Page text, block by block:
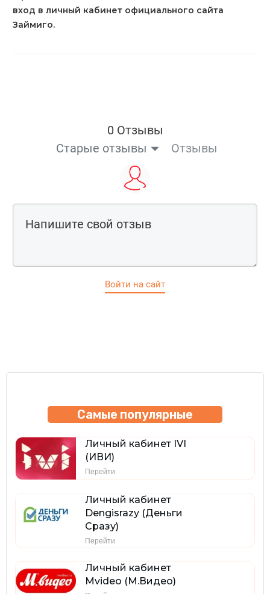
вход в личный кабинет официального сайта
Займиго.
0 Отзывы
Старые отзывы
Отзывы
Войти на сайт
Самые популярные
Личный кабинет IVI
(ИВИ)
Перейти
Личный кабинет
Dengisrazy (Деньги
Сразу)
Перейти
Личный кабинет
Mvideo (М.Видео)